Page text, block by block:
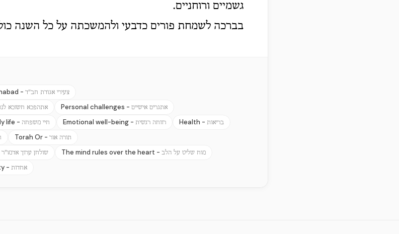
גשמיים ורוחניים.
בברכה לשמחת פורים כדבעי ולהמשכתה על כל השנה
- צעירי אגודת חב"ד
אתהפכא חשוכא Personal challenges - אתגרים אישיים
life - חיי משפחה Emotional well-being - רווחה רגשית Health - בריאות
Torah Or - תורה אור
שולחן ערוך אדמו"ר The mind rules over the heart - מוח שליט על הלב
- אחדות